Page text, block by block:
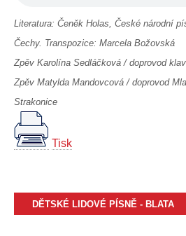
Literatura: Čeněk Holas, České národní
Čechy. Transpozice: Marcela Božovská
Zpěv Karolína Sedláčková / doprovod
Zpěv Matylda Mandovcová / doprovod
Strakonice
Tisk
DĚTSKÉ LIDOVÉ PÍSNĚ - BLATA